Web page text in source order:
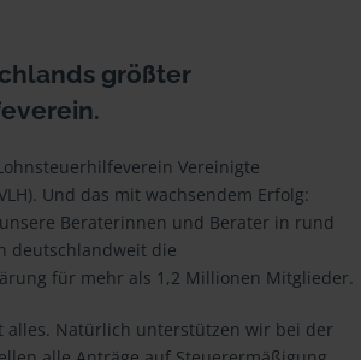
größter
Vereinigte
Und das mit wachsendem Erfolg:
Beraterinnen und Berater in rund
deutschlandweit die
für mehr als 1,2 Millionen Mitglieder.
alles. Natürlich unterstützen wir bei der